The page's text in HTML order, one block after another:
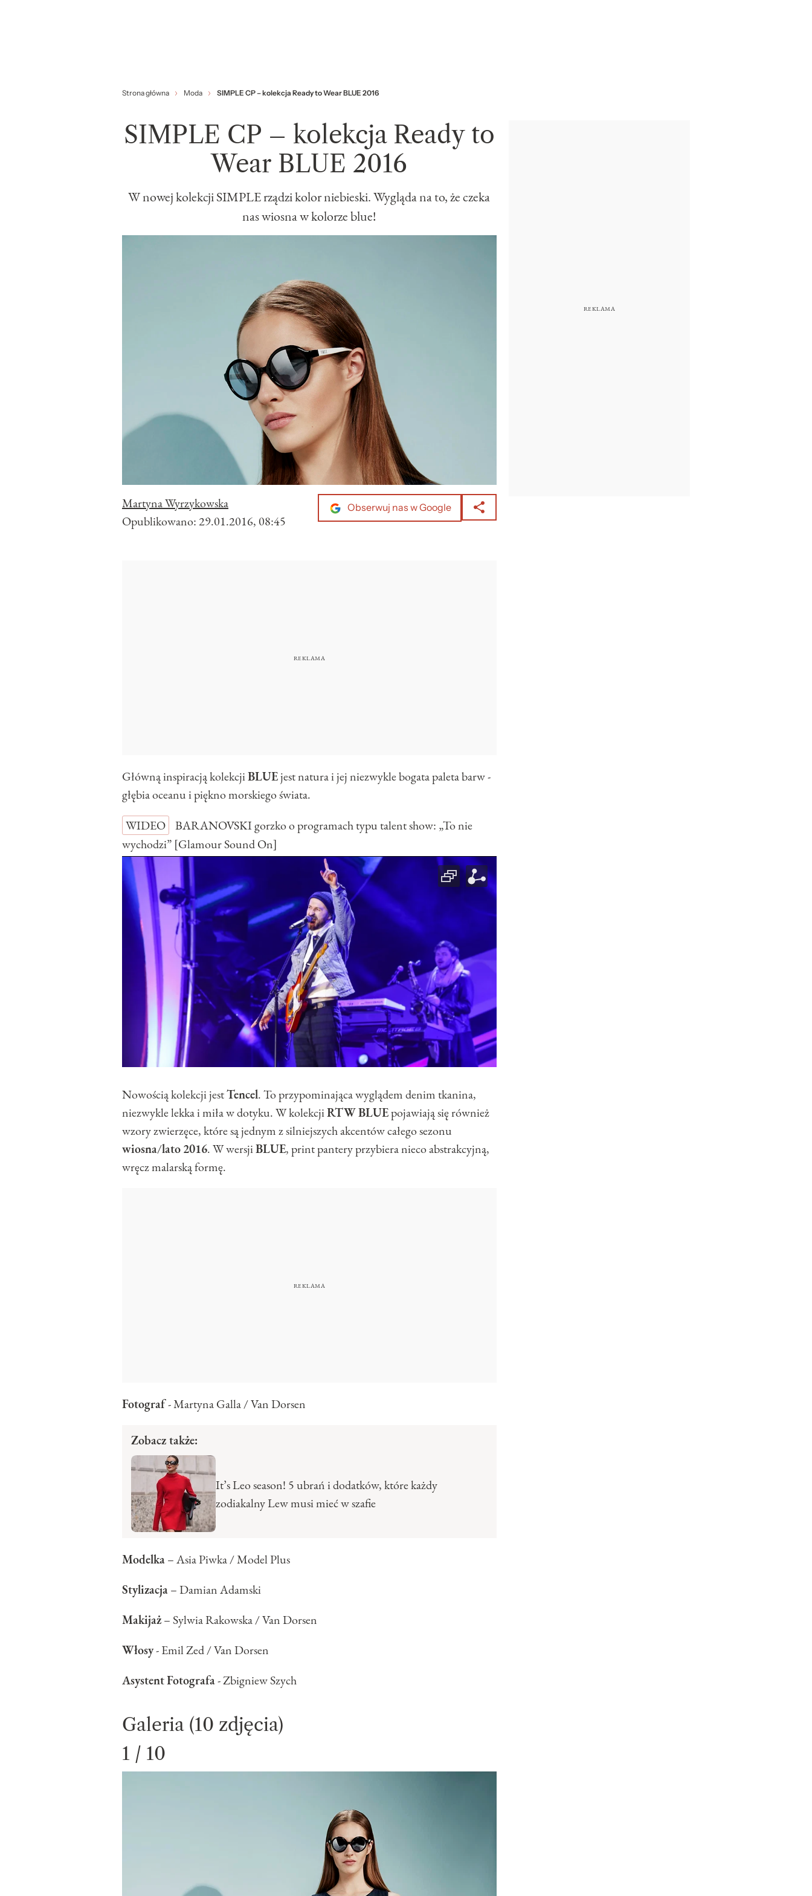
Strona główna Moda SIMPLE CP – kolekcja Ready to Wear BLUE 2016
SIMPLE CP – kolekcja Ready to
Wear BLUE 2016
W nowej kolekcji SIMPLE rządzi kolor niebieski. Wygląda na to, że czeka
nas wiosna w kolorze blue!
Martyna Wyrzykowska
Opublikowano:29.01.2016, 08:45
Obserwuj nas w Google
Główną inspiracją kolekcjiBLUEjest natura i jej niezwykle bogata paleta barw -
głębia oceanu i piękno morskiego świata.
WIDEO
BARANOVSKI gorzko o programach typu talent show: „To nie
wychodzi” [Glamour Sound On]
Nowością kolekcji jestTencel. To przypominająca wyglądem denim tkanina,
niezwykle lekka i miła w dotyku. W kolekcjiRTWBLUEpojawiają się również
wzory zwierzęce, które są jednym z silniejszych akcentów całego sezonu
wiosna/lato2016. W wersjiBLUE, print pantery przybiera nieco abstrakcyjną,
wręcz malarską formę.
Fotograf- Martyna Galla / Van Dorsen
Zobacz także:
It’s Leo season! 5 ubrań i dodatków, które każdy
zodiakalny Lew musi mieć w szafie
Modelka– Asia Piwka / Model Plus
Stylizacja– Damian Adamski
Makijaż– Sylwia Rakowska / Van Dorsen
Włosy- Emil Zed / Van Dorsen
AsystentFotografa- Zbigniew Szych
Galeria (10 zdjęcia)
1 / 10